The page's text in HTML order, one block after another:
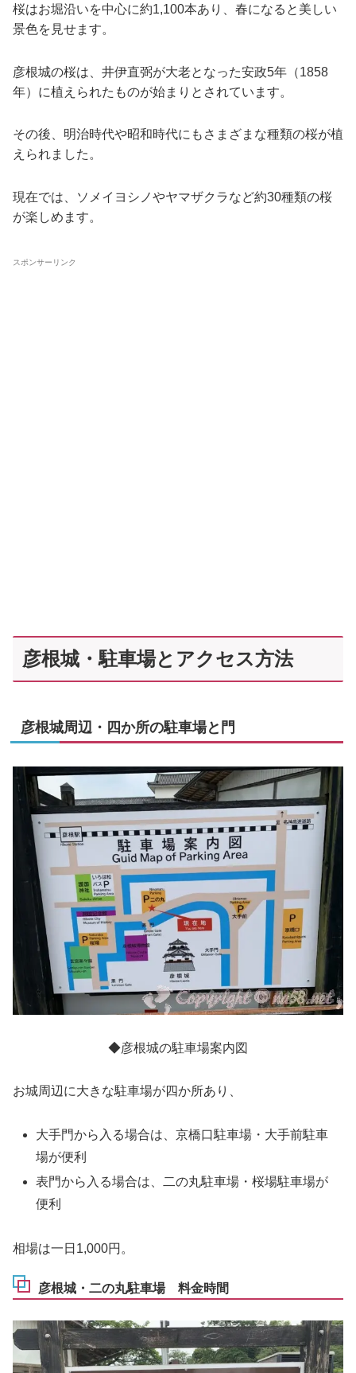
桜はお堀沿いを中心に約1,100本あり、春になると美しい
景色を見せます。
彦根城の桜は、井伊直弼が大老となった安政5年（1858
年）に植えられたものが始まりとされています。
その後、明治時代や昭和時代にもさまざまな種類の桜が植
えられました。
現在では、ソメイヨシノやヤマザクラなど約30種類の桜
が楽しめます。
スポンサーリンク
彦根城・駐車場とアクセス方法
彦根城周辺・四か所の駐車場と門
◆彦根城の駐車場案内図
お城周辺に大きな駐車場が四か所あり、
大手門から入る場合は、京橋口駐車場・大手前駐車
場が便利
表門から入る場合は、二の丸駐車場・桜場駐車場が
便利
相場は一日1,000円。
彦根城・二の丸駐車場 料金時間